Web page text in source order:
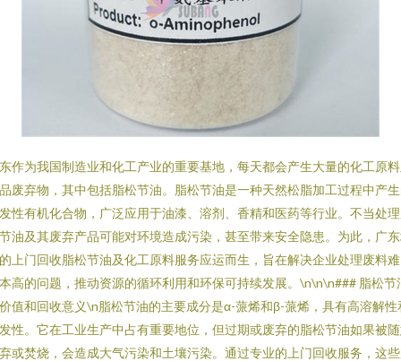
作为我国制造业和化工产业的重要基地，每天都会产生大量的化工原
废弃物，其中包括脂松节油。脂松节油是一种天然松脂加工过程中产
性有机化合物，广泛应用于油漆、溶剂、香精和医药等行业。不当处
油及其废弃产品可能对环境造成污染，甚至带来安全隐患。为此，广
上门回收脂松节油及化工原料服务应运而生，旨在解决企业处理废料
高的问题，推动资源的循环利用和环保可持续发展。\n\n\n### 脂松节
值和回收意义\n脂松节油的主要成分是α-蒎烯和β-蒎烯，具有高溶解性
性。它在工业生产中占有重要地位，但过期或废弃的脂松节油如果被
或焚烧，会造成大气污染和土壤污染。通过专业的上门回收服务，这